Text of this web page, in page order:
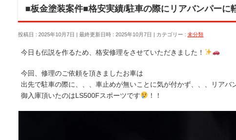
■板金塗装案件■格安実績/駐車の際にリアバンパーに
投稿日 : 2025年10月7日 最終更新日時 : 2025年10月7日 カテゴリー : 未分類
今日も伝説を作るため、格安修理をさせていただきました！
今回、修理のご依頼を頂きましたお車は
出先で駐車の際に、、、車止めが無いことに気が付かず、、、リアバ
御入庫頂いたのはLS500Fスポーツです
！！